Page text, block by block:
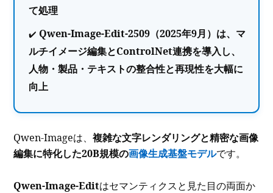
て処理
Qwen-Image-Edit-2509（2025年9月）は、マ
ルチイメージ編集とControlNet連携を導入し、
人物・製品・テキストの整合性と再現性を大幅に
向上
Qwen-Imageは、複雑な文字レンダリングと精密な画像
編集に特化した20B規模の画像生成基盤モデルです。
Qwen-Image-Editはセマンティクスと見た目の両面か